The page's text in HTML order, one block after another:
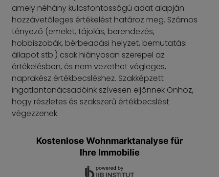
amely néhány kulcsfontosságú adat alapján
hozzávetőleges értékelést határoz meg. Számos
tényező (emelet, tájolás, berendezés,
hobbiszobák, bérbeadási helyzet, bemutatási
állapot stb.) csak hiányosan szerepel az
értékelésben, és nem vezethet végleges,
naprakész értékbecsléshez. Szakképzett
ingatlantanácsadóink szívesen eljönnek Önhöz,
hogy részletes és szakszerű értékbecslést
végezzenek.